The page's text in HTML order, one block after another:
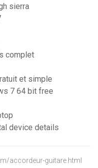
sierra
complet
et simple
7 64 bit free
device details
accordeur-guitare.html